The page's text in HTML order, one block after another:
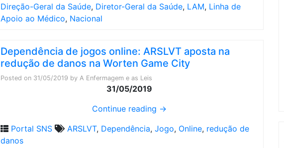
Direção-Geral da Saúde, Diretor-Geral da Saúde, LAM, Linha de
Apoio ao Médico, Nacional
Dependência de jogos online: ARSLVT aposta na
redução de danos na Worten Game City
Posted on 31/05/2019 by A Enfermagem e as Leis
31/05/2019
Continue reading →
Portal SNS
ARSLVT, Dependência, Jogo, Online, redução de
danos